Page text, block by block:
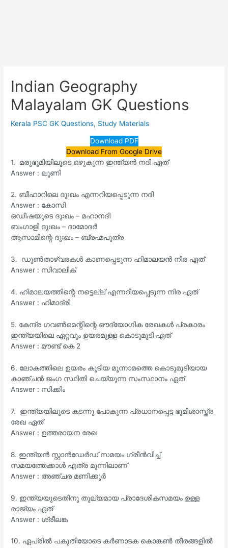
Indian Geography
Malayalam GK Questions
Kerala PSC GK Questions, Study Materials
Download PDF
Download From Google Drive
1. മരുഭൂമിയിലൂടെ ഒഴുകുന്ന ഇന്ത്യൻ നദി ഏത്
Answer : ലൂണി
2. ബീഹാറിലെ ദുഃഖം എന്നറിയപ്പെടുന്ന നദി
Answer : കോസി
ഒഡീഷയുടെ ദുഃഖം – മഹാനദി
ബംഗാളി ദുഃഖം – ദാമോദർ
ആസാമിന്റെ ദുഃഖം – ബ്രഹ്മപുത്ര
3. ഡൂൺതാഴ്‌വരകൾ കാണപ്പെടുന്ന ഹിമാലയൻ നിര ഏത്
Answer : സിവാലിക്
4. ഹിമാലയത്തിന്റെ നട്ടെല്ല് എന്നറിയപ്പെടുന്ന നിര ഏത്
Answer : ഹിമാദ്രി
5. കേന്ദ്ര ഗവൺമെന്റിന്റെ ഔദ്യോഗിക രേഖകൾ പ്രകാരം
ഇന്ത്യയിലെ ഏറ്റവും ഉയരമുള്ള കൊടുമുടി ഏത്
Answer : മൗണ്ട് കെ 2
6. ലോകത്തിലെ ഉയരം കൂടിയ മൂന്നാമത്തെ കൊടുമുടിയായ
കാഞ്ചൻ ജംഗ സ്ഥിതി ചെയ്യുന്ന സംസ്ഥാനം ഏത്
Answer : സിക്കിം
7. ഇന്ത്യയിലൂടെ കടന്നു പോകുന്ന പ്രധാനപ്പെട്ട ഭൂമിശാസ്ത്ര
രേഖ ഏത്
Answer : ഉത്തരായന രേഖ
8. ഇന്ത്യൻ സ്റ്റാൻഡേർഡ് സമയം ഗ്രീൻവിച്ച്
സമയത്തേക്കാൾ എത്ര മുന്നിലാണ്
Answer : അഞ്ചര മണിക്കൂർ
9. ഇന്ത്യയുടെതിനു തുല്യമായ പ്രാദേശികസമയം ഉള്ള
രാജ്യം ഏത്
Answer : ശ്രീലങ്ക
10. ഏപ്രിൽ പകുതിയോടെ കർണാടക കൊങ്കൺ തീരങ്ങളിൽ